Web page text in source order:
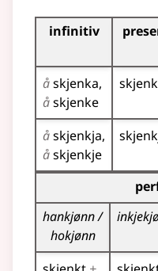
Bøyningstabell for
infinitiv
åskjenka
åskjenke
åskjenkja
åskjenkje
Bøyningstabell for
hankjønn /
hokjønn